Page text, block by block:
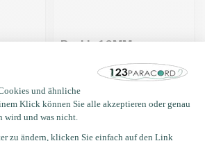
Buckle 10MM
€0,35
Derzeit nicht auf Lager. Bald
zurück!